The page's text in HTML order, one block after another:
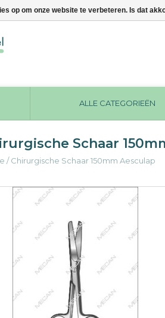
ALLE CATEGORIEËN
Schaar
/Chirurgische Schaar 150mm Aesculap
op om onze website te verbeteren. Is dat